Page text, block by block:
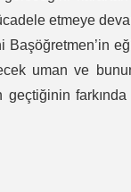
etmeye
uman ve